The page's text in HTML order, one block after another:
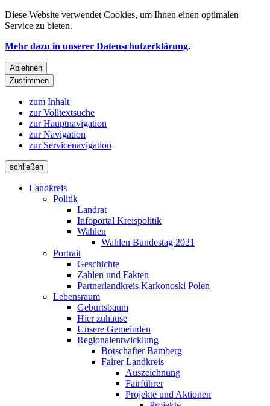
Diese Website verwendet Cookies, um Ihnen einen optimalen
Service zu bieten.
Mehr dazu in unserer Datenschutzerklärung.
Ablehnen
Zustimmen
zum Inhalt
zur Volltextsuche
zur Hauptnavigation
zur Navigation
zur Servicenavigation
schließen
Landkreis
Politik
Landrat
Infoportal Kreispolitik
Wahlen
Wahlen Bundestag 2021
Portrait
Geschichte
Zahlen und Fakten
Partnerlandkreis Karkonoski Polen
Lebensraum
Geburtsbaum
Hier zuhause
Unsere Gemeinden
Regionalentwicklung
Botschafter Bamberg
Fairer Landkreis
Auszeichnung
Fairführer
Projekte und Aktionen